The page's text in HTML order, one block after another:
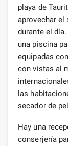
playa de
aprovechar el
durante el
una piscina
equipadas
con vistas al
las
secador de
Hay una
conserjería